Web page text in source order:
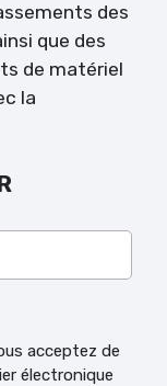
des
que des
de matériel
la
acceptez de
électronique